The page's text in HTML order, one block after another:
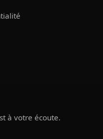
à votre écoute.